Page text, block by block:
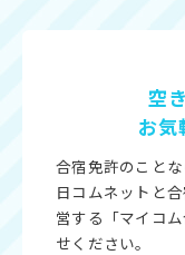
空
お気
合宿免許のこと
日コムネットと
営する「マイコ
せください。